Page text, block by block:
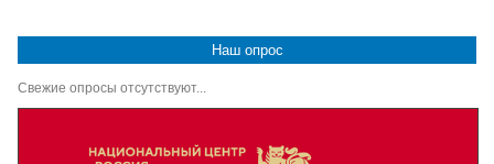
Наш опрос
Свежие опросы отсутствуют...